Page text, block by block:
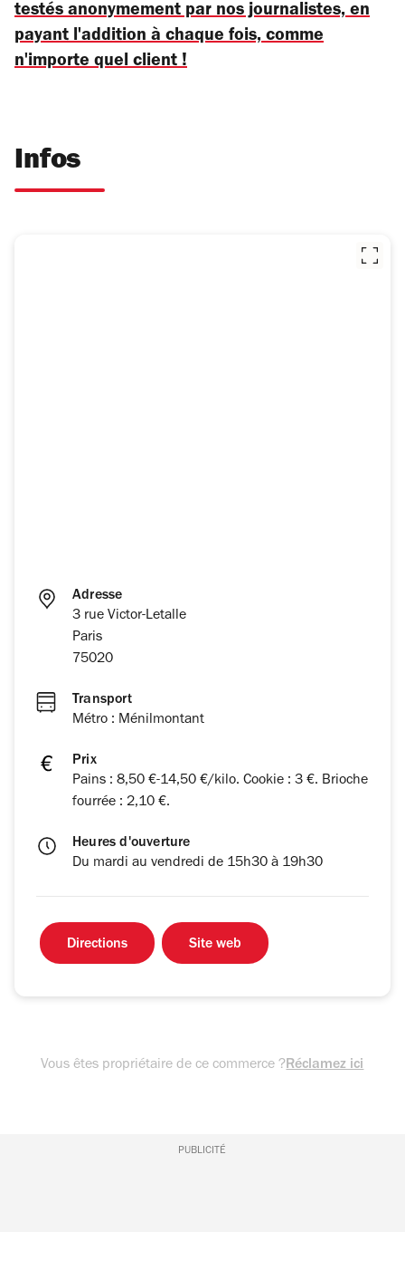
testés anonymement par nos journalistes, en
payant l'addition à chaque fois, comme
n'importe quel client !
Infos
Adresse
3 rue Victor-Letalle
Paris
75020
Transport
Métro : Ménilmontant
Prix
Pains : 8,50 €-14,50 €/kilo. Cookie : 3 €. Brioche
fourrée : 2,10 €.
Heures d'ouverture
Du mardi au vendredi de 15h30 à 19h30
Directions Site web
Vous êtes propriétaire de ce commerce ?Réclamez ici
PUBLICITÉ